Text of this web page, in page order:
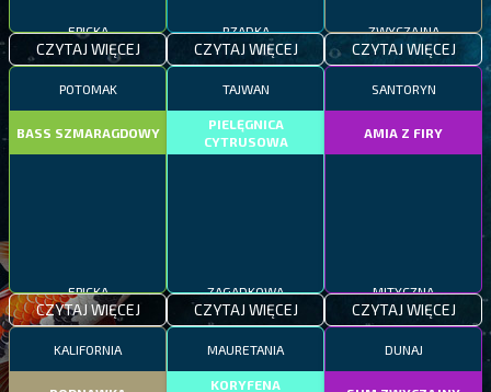
EPICKA
CZYTAJ WIĘCEJ
RZADKA
CZYTAJ WIĘCEJ
ZWYCZAJNA
CZYTAJ WIĘCEJ
POTOMAK
BASS SZMARAGDOWY
EPICKA
CZYTAJ WIĘCEJ
TAJWAN
PIELĘGNICA
CYTRUSOWA
ZAGADKOWA
CZYTAJ WIĘCEJ
SANTORYN
AMIA Z FIRY
MITYCZNA
CZYTAJ WIĘCEJ
KALIFORNIA MAURETANIA
KORYFENA
DUNAJ